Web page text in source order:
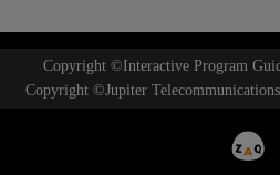
Copyright ©Interactive Program
Copyright ©Jupiter